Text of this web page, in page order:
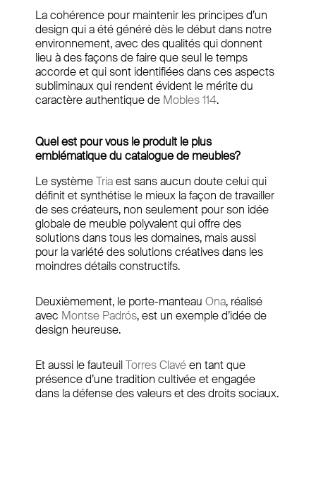
La cohérence pour maintenir les principes d’un
design qui a été généré dès le début dans notre
environnement, avec des qualités qui donnent
lieu à des façons de faire que seul le temps
accorde et qui sont identifiées dans ces aspects
subliminaux qui rendent évident le mérite du
caractère authentique de Mobles 114.
Quel est pour vous le produit le plus
emblématique du catalogue de meubles?
Le systèmeTriaest sans aucun doute celui qui
définit et synthétise le mieux la façon de travailler
de ses créateurs, non seulement pour son idée
globale de meuble polyvalent qui offre des
solutions dans tous les domaines, mais aussi
pour la variété des solutions créatives dans les
moindres détails constructifs.
Deuxièmement, le porte-manteau Ona, réalisé
avec Montse Padrós, est un exemple d’idée de
design heureuse.
Et aussi le fauteuilTorres Clavéen tant que
présence d’une tradition cultivée et engagée
dans la défense des valeurs et des droits sociaux.